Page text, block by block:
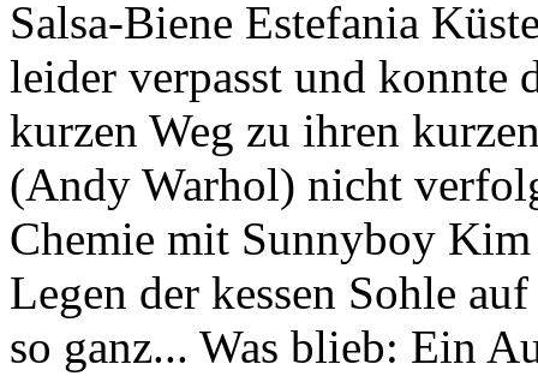
Salsa-Biene Estefania
leider verpasst und konnte
kurzen Weg zu ihren
(Andy Warhol) nicht
Chemie mit Sunnyboy
Legen der kessen Sohle
so ganz... Was blieb: Ein